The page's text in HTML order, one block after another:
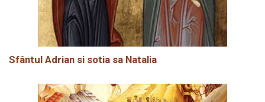
Sfântul Adrian si sotia sa Natalia